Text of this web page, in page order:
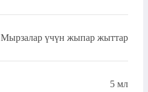
Мырзалар үчүн жыпар жыттар
5 мл